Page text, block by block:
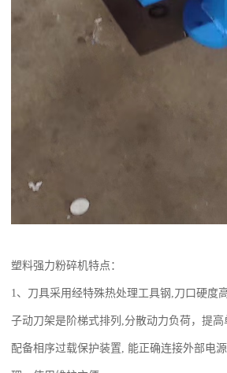
塑料强力粉碎机特点：
1、刀具采用经特殊热处理工具钢,刀口硬度
子动刀架是阶梯式排列,分散动力负荷，提
配备相序过载保护装置, 能正确连接外部电